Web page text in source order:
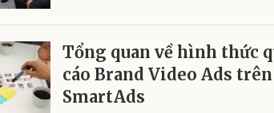
Tổng quan về hình thức
cáo Brand Video Ads trên
SmartAds